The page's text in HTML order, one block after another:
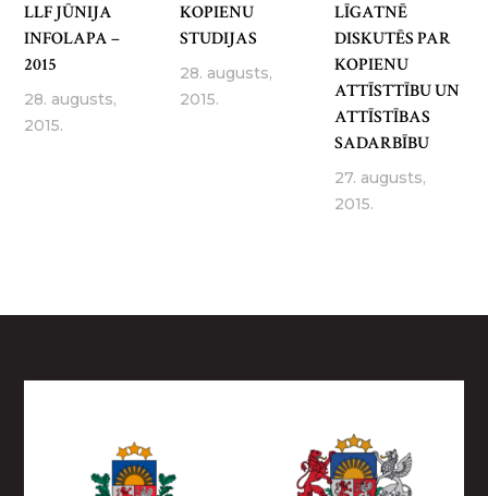
LLF JŪNIJA
INFOLAPA –
2015
28. augusts,
2015.
KOPIENU
STUDIJAS
28. augusts,
2015.
LĪGATNĒ
DISKUTĒS PAR
KOPIENU
ATTĪSTTĪBU UN
ATTĪSTĪBAS
SADARBĪBU
27. augusts,
2015.